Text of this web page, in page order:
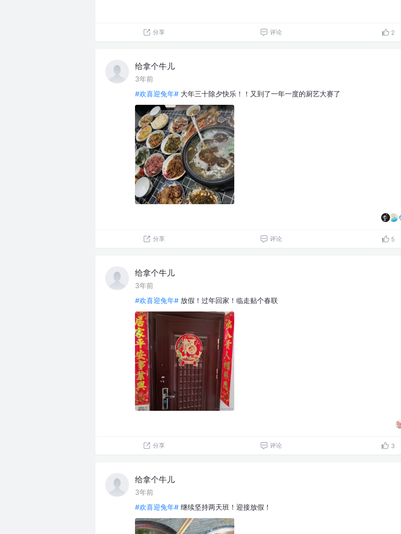
分享 评论 2
给拿个牛儿
3年前
#欢喜迎兔年# 大年三十除夕快乐！！又到了一年一度的厨艺大赛了
分享 评论 5
给拿个牛儿
3年前
#欢喜迎兔年# 放假！过年回家！临走贴个春联
分享 评论 3
给拿个牛儿
3年前
#欢喜迎兔年# 继续坚持两天班！迎接放假！